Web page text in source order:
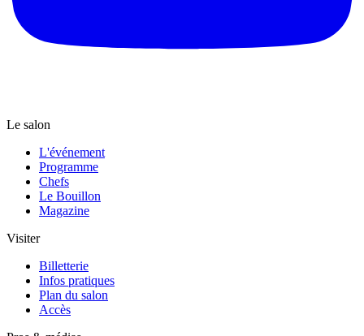
Le salon
L'événement
Programme
Chefs
Le Bouillon
Magazine
Visiter
Billetterie
Infos pratiques
Plan du salon
Accès